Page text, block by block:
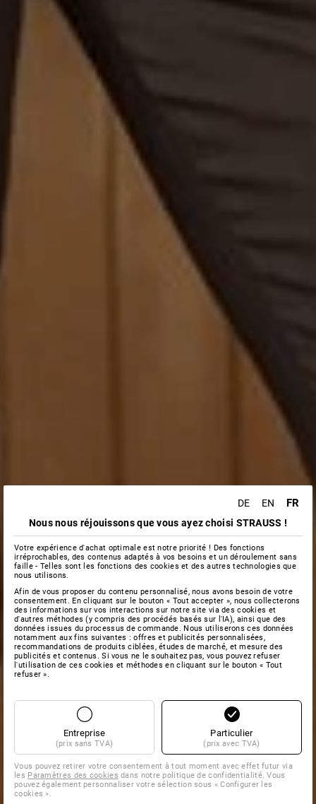
DE EN FR
Nous nous réjouissons que vous ayez choisi STRAUSS !
Votre expérience d'achat optimale est notre priorité ! Des fonctions
irréprochables, des contenus adaptés à vos besoins et un déroulement sans
faille - Telles sont les fonctions des cookies et des autres technologies que
nous utilisons.
Afin de vous proposer du contenu personnalisé, nous avons besoin de votre
consentement. En cliquant sur le bouton « Tout accepter », nous collecterons
des informations sur vos interactions sur notre site via des cookies et
d'autres méthodes (y compris des procédés basés sur l'IA), ainsi que des
données issues du processus de commande. Nous utiliserons ces données
notamment aux fins suivantes : offres et publicités personnalisées,
recommandations de produits ciblées, études de marché, et mesure des
publicités et contenus. Si vous ne le souhaitez pas, vous pouvez refuser
l'utilisation de ces cookies et méthodes en cliquant sur le bouton « Tout
refuser ».
Entreprise
(prix sans TVA)
Particulier
(prix avec TVA)
Vous pouvez retirer votre consentement à tout moment avec effet futur via
les Paramètres des cookies dans notre politique de confidentialité. Vous
pouvez également personnaliser votre sélection sous « Configurer les
cookies ».